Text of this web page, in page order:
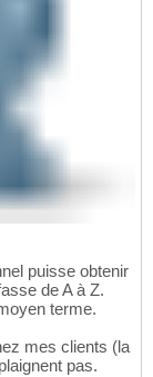
puisse obtenir
de A à Z.
terme.
mes clients (la
pas.